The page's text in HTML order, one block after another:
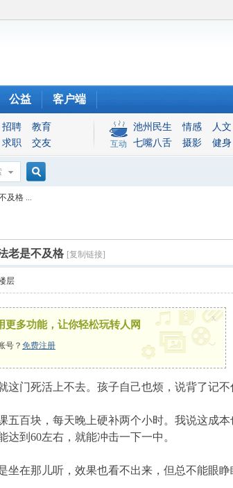
公益 客户端
招聘
教育
求职 交友 互动
池州民生 情感
人文
七嘴八舌
摄影 健身
索
及格 ...
老是不及格 [复制链接]
层
多功能，让你轻松玩转人网
号？ 免费注册
x
这门死活上不去。孩子自己也烦，说背了记
五百块，每天晚上硬补两个小时。我说这成
到60左右，就能冲击一下一中。
坐在那儿听，效果也看不出来，但总不能眼